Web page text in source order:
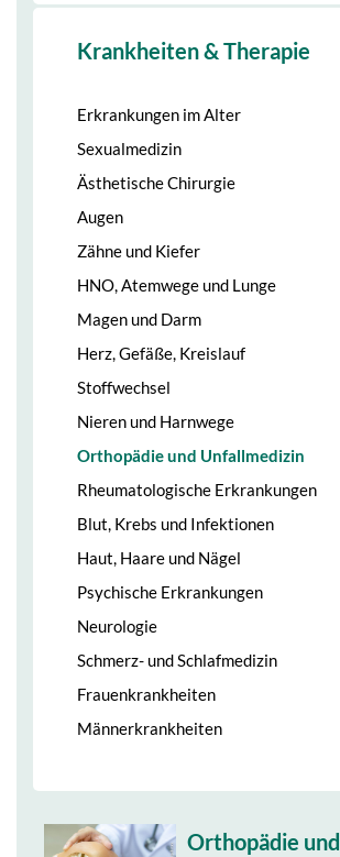
Krankheiten & Therapie
Erkrankungen im Alter
Sexualmedizin
Ästhetische Chirurgie
Augen
Zähne und Kiefer
HNO, Atemwege und Lunge
Magen und Darm
Herz, Gefäße, Kreislauf
Stoffwechsel
Nieren und Harnwege
Orthopädie und Unfallmedizin
Rheumatologische Erkrankungen
Blut, Krebs und Infektionen
Haut, Haare und Nägel
Psychische Erkrankungen
Neurologie
Schmerz- und Schlafmedizin
Frauenkrankheiten
Männerkrankheiten
Orthopädie und